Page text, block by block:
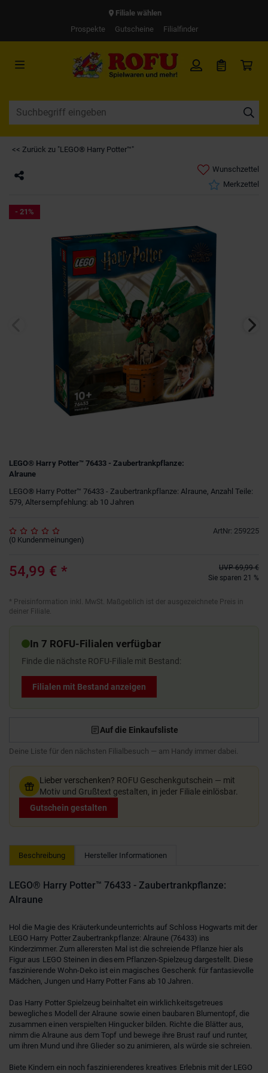
Filiale wählen
Prospekte
Gutscheine Filialfinder
<< Zurück zu "LEGO® Harry Potter™"
Wunschzettel
Merkzettel
- 21%
LEGO® Harry Potter™ 76433 - Zaubertrankpflanze:
Alraune
LEGO® Harry Potter™ 76433 - Zaubertrankpflanze: Alraune, Anzahl Teile:
579, Altersempfehlung: ab 10 Jahren
ArtNr: 259225
(0 Kundenmeinungen)
54,99 € * UVP 69,99 €
Sie sparen 21 %
* Preisinformation inkl. MwSt. Maßgeblich ist der ausgezeichnete Preis in
deiner Filiale.
In 7 ROFU-Filialen verfügbar
Finde die nächste ROFU-Filiale mit Bestand:
Filialen mit Bestand anzeigen
Auf die Einkaufsliste
Deine Liste für den nächsten Filialbesuch — am Handy immer dabei.
Lieber verschenken? ROFU Geschenkgutschein — mit
Motiv und Grußtext gestalten, in jeder Filiale einlösbar.
Gutschein gestalten
Beschreibung Hersteller Informationen
LEGO® Harry Potter™ 76433 - Zaubertrankpflanze:
Alraune
Hol die Magie des Kräuterkundeunterrichts auf Schloss Hogwarts mit der
LEGO Harry Potter Zaubertrankpflanze: Alraune (76433) ins
Kinderzimmer. Zum allerersten Mal ist die schreiende Pflanze hier als
Figur aus LEGO Steinen in diesem Pflanzen-Spielzeug dargestellt. Diese
faszinierende Wohn-Deko ist ein magisches Geschenk für fantasievolle
Mädchen, Jungen und Harry Potter Fans ab 10 Jahren.
Das Harry Potter Spielzeug beinhaltet ein wirklichkeitsgetreues
bewegliches Modell der Alraune sowie einen baubaren Blumentopf, die
zusammen einen verspielten Hingucker bilden. Richte die Blätter aus,
nimm die Alraune aus dem Topf und bewege ihre Brust rauf und runter,
um ihren Mund und ihre Glieder so zu animieren, als würde sie schreien.
Biete Kindern ein noch faszinierenderes kreatives Erlebnis mit der LEGO